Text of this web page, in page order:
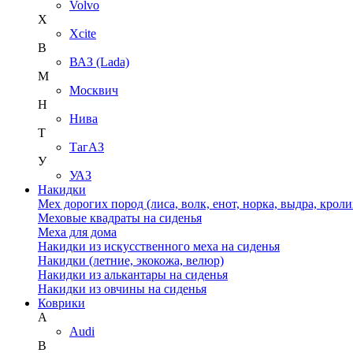
Volvo
X
Xcite
В
ВАЗ (Lada)
М
Москвич
Н
Нива
Т
ТагАЗ
У
УАЗ
Накидки
Мех дорогих пород (лиса, волк, енот, норка, выдра,
Меховые квадраты на сиденья
Меха для дома
Накидки из искусственного меха на сиденья
Накидки (летние, экокожа, велюр)
Накидки из алькантары на сиденья
Накидки из овчины на сиденья
Коврики
A
Audi
B